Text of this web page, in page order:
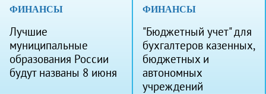
ФИНАНСЫ
Лучшие
муниципальные
образования России
будут названы 8 июня
ФИНАНСЫ
"Бюджетный учет" для
бухгалтеров казенных,
бюджетных и
автономных
учреждений